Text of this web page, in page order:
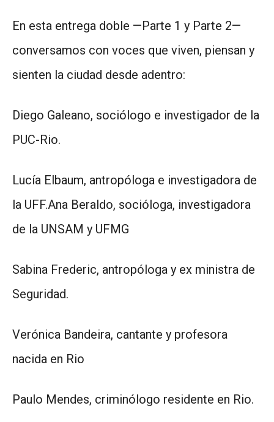
En esta entrega doble —Parte 1 y Parte 2—
conversamos con voces que viven, piensan y
sienten la ciudad desde adentro:
Diego Galeano, sociólogo e investigador de la
PUC-Rio.
Lucía Elbaum, antropóloga e investigadora de
la UFF.Ana Beraldo, socióloga, investigadora
de la UNSAM y UFMG
Sabina Frederic, antropóloga y ex ministra de
Seguridad.
Verónica Bandeira, cantante y profesora
nacida en Rio
Paulo Mendes, criminólogo residente en Rio.